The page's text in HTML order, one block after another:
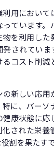
利用におい
っています。
を利用した
発されてい
るコスト削
の新しい応用
特に、パーソ
健康状態に
化された栄養
割を果たすで